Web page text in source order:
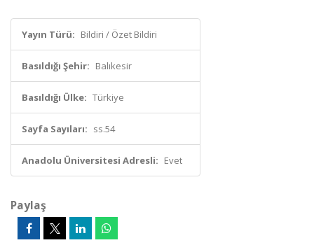
Yayın Türü: Bildiri / Özet Bildiri
Basıldığı Şehir: Balıkesir
Basıldığı Ülke: Türkiye
Sayfa Sayıları: ss.54
Anadolu Üniversitesi Adresli: Evet
Paylaş